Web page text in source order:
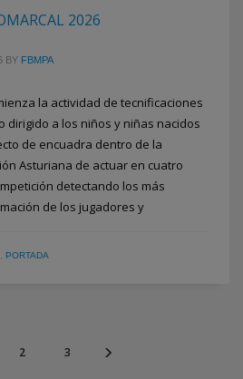
2026
BY FBMPA
la actividad de tecnificaciones
dirigido a los niños y niñas nacidos
de encuadra dentro de la
Asturiana de actuar en cuatro
detectando los más
de los jugadores y
PORTADA
2 3